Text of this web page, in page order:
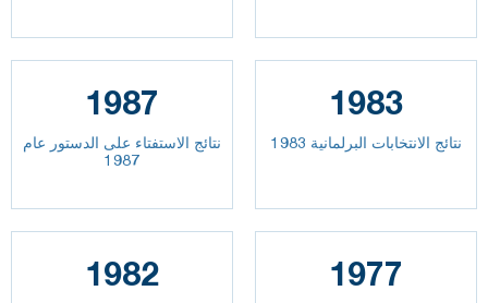
1987
نتائج الاستفتاء على الدستور عام
1987
1983
نتائج الانتخابات البرلمانية 1983
1982 1977